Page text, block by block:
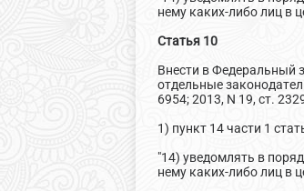
нему каких-либо лиц в
Статья 10
Внести в Федеральный
отдельные
6954; 2013, N 19, ст.
1) пункт 14 части 1
"14) уведомлять в
нему каких-либо лиц в